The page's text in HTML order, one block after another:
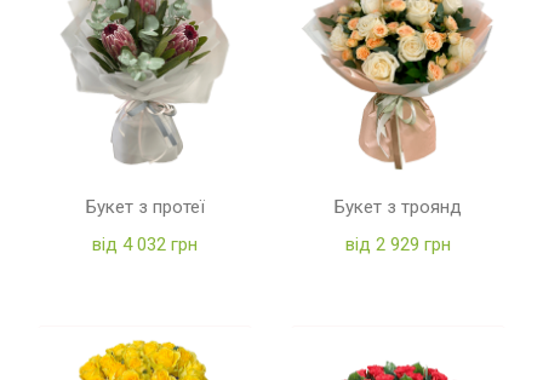
Букет з протеї
від 4 032 грн
Букет з троянд
від 2 929 грн